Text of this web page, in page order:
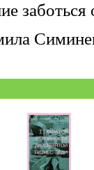
заботься